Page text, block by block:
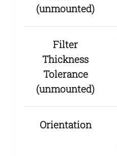
(unmounted)
Filter
Thickness
Tolerance
(unmounted)
Orientation